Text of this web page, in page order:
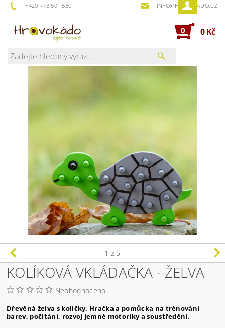
+420 773 591 530 INFO@HRAVOKADO.CZ
0 0 Kč
1 z 5
KOLÍKOVÁ VKLÁDAČKA - ŽELVA
Neohodnoceno
Dřevěná želva s kolíčky. Hračka a pomůcka na trénování
barev, počítání, rozvoj jemné motoriky a soustředění.